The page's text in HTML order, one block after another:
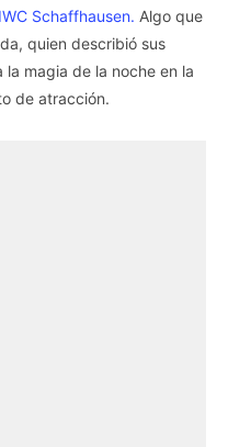
IWC Schaffhausen. Algo que
quien describió sus
magia de la noche en la
de atracción.